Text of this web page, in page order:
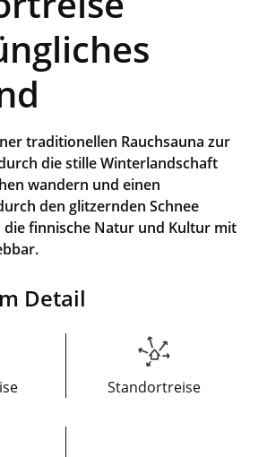
traditionellen Rauchsauna zur
die stille Winterlandschaft
wandern und einen
den glitzernden Schnee
die finnische Natur und Kultur mit
Detail
Standortreise